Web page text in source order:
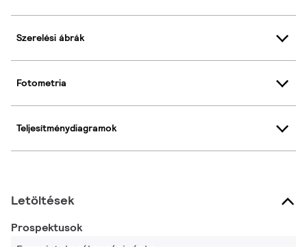
Szerelési ábrák
Fotometria
Teljesítménydiagramok
Letöltések
Prospektusok